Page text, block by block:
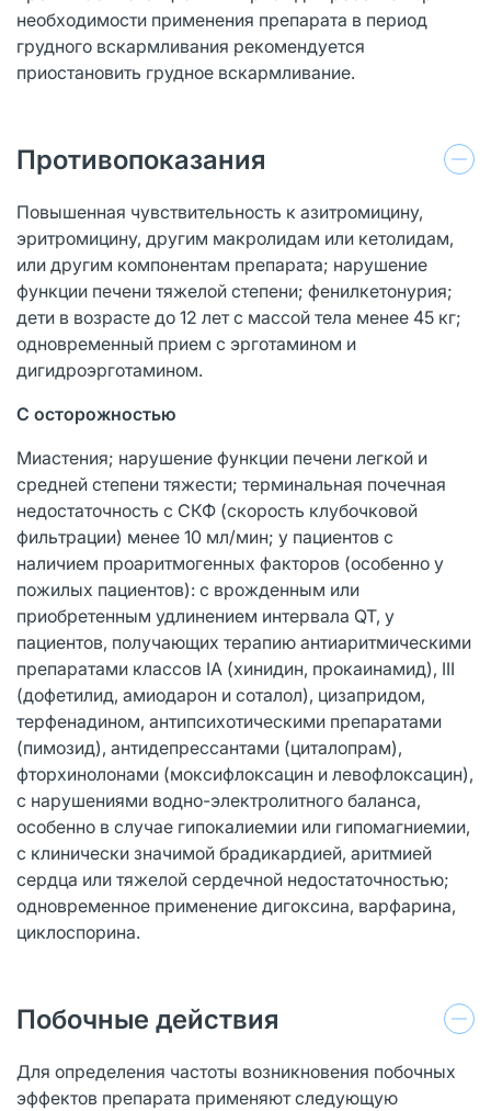
необходимости применения препарата в период
грудного вскармливания рекомендуется
приостановить грудное вскармливание.
Противопоказания
Повышенная чувствительность к азитромицину,
эритромицину, другим макролидам или кетолидам,
или другим компонентам препарата; нарушение
функции печени тяжелой степени; фенилкетонурия;
дети в возрасте до 12 лет с массой тела менее 45 кг;
одновременный прием с эрготамином и
дигидроэрготамином.
С осторожностью
Миастения; нарушение функции печени легкой и
средней степени тяжести; терминальная почечная
недостаточность с СКФ (скорость клубочковой
фильтрации) менее 10 мл/мин; у пациентов с
наличием проаритмогенных факторов (особенно у
пожилых пациентов): с врожденным или
приобретенным удлинением интервала QT, у
пациентов, получающих терапию антиаритмическими
препаратами классов IA (хинидин, прокаинамид), III
(дофетилид, амиодарон и соталол), цизапридом,
терфенадином, антипсихотическими препаратами
(пимозид), антидепрессантами (циталопрам),
фторхинолонами (моксифлоксацин и левофлоксацин),
с нарушениями водно-электролитного баланса,
особенно в случае гипокалиемии или гипомагниемии,
c клинически значимой брадикардией, аритмией
сердца или тяжелой сердечной недостаточностью;
одновременное применение дигоксина, варфарина,
циклоспорина.
Побочные действия
Для определения частоты возникновения побочных
эффектов препарата применяют следующую